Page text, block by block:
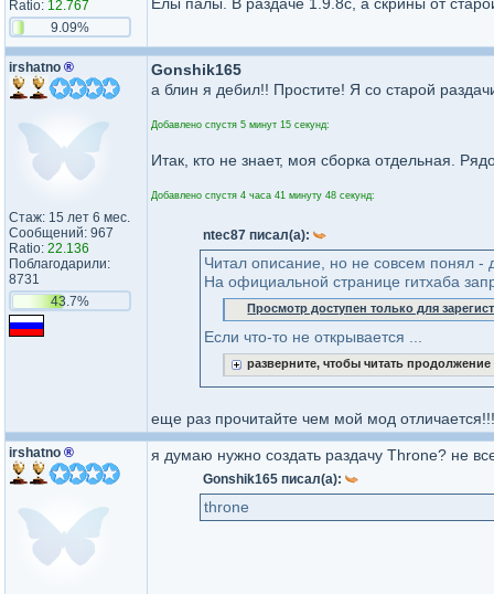
Ratio: 12.767
9.09%
irshatno ®
Стаж: 15 лет 6 мес.
Сообщений: 967
Ratio: 22.136
Поблагодарили:
8731
43.7%
Gonshik165
а блин я дебил!! Простите! Я со старой
Добавлено спустя 5 минут 15 секунд:
Итак, кто не знает, моя сборка отдельная.
Добавлено спустя 4 часа 41 минуту 48 секунд:
ntec87 писал(а):
Читал описание, но не совсем понял -
На официальной странице гитхаба
Просмотр доступен только для
Если что-то не открывается ...
разверните, чтобы читать продолжение
еще раз прочитайте чем мой мод
irshatno ® я думаю нужно создать раздачу Throne? не
Gonshik165 писал(а):
throne